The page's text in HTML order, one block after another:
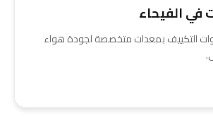
الفيحاء
التكييف بمعدات متخصصة لجودة هواء